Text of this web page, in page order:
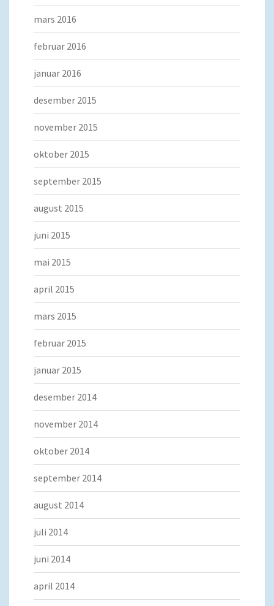
mars 2016
februar 2016
januar 2016
desember 2015
november 2015
oktober 2015
september 2015
august 2015
juni 2015
mai 2015
april 2015
mars 2015
februar 2015
januar 2015
desember 2014
november 2014
oktober 2014
september 2014
august 2014
juli 2014
juni 2014
april 2014